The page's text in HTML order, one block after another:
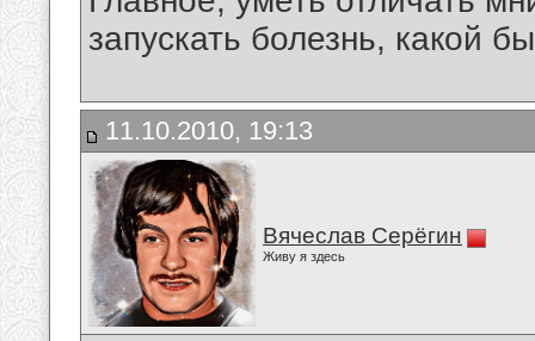
запускать болезнь, какой
11.10.2010, 19:13
Вячеслав Серёгин
Живу я здесь